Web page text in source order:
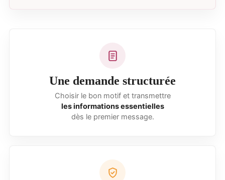
Une demande structurée
Choisir le bon motif et transmettre
les informations essentielles
dès le premier message.